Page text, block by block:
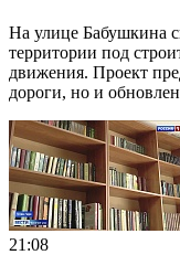
На улице Бабушкина
территории под
движения. Проект
дороги, но и
21:08